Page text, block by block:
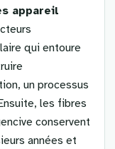
appareil
qui entoure
un processus
les fibres
conservent
années et